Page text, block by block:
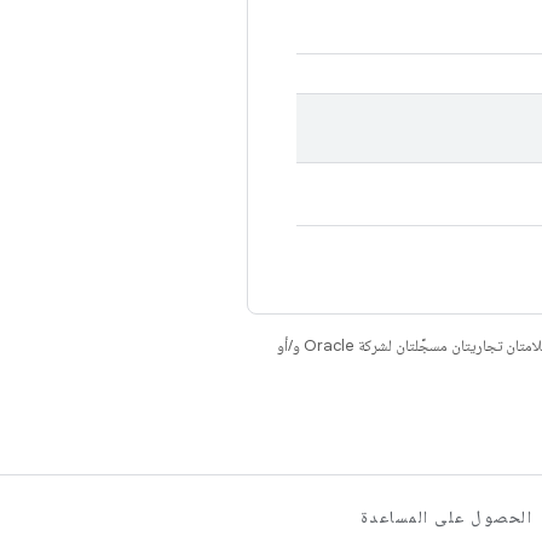
. إنّ Java وOpenJDK هما علامتان تجاريتان مسجَّلتان لشركة Oracle و/أو
الحصول على المساعدة